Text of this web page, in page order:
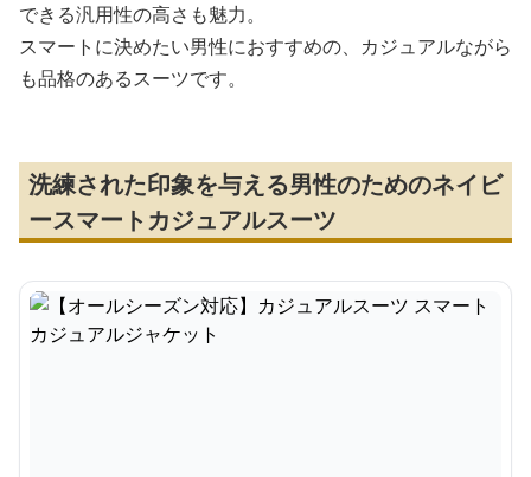
できる汎用性の高さも魅力。
スマートに決めたい男性におすすめの、カジュアルながら
も品格のあるスーツです。
洗練された印象を与える男性のためのネイビ
ースマートカジュアルスーツ